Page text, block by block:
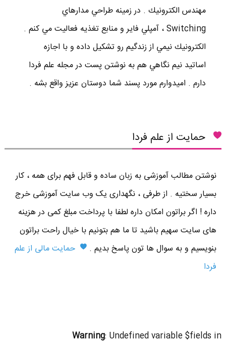
مهندس الكترونيك . در زمينه طراحي مدارهاي
Switching ، آمپلي فاير و منابع تغذيه فعاليت مي كنم .
الكترونيك نيمي از زندگيم رو تشكيل داده و با اجازه
اساتيد نيم نگاهي هم به نوشتن پست در مجله علم فردا
دارم . اميدوارم مورد پسند شما دوستان عزيز واقع بشه .
حمایت از علم فردا
نوشتن مطالب آموزشی به زبان ساده و قابل فهم برای همه ، کار
بسیار سختیه . از طرفی ، نگهداری یک وب سایت آموزشی خرج
داره ! اگر براتون امکان داره لطفا با پرداخت مبلغ کمی در هزینه
های سایت سهیم باشید تا ما هم بتونیم با خیال راحت براتون
بنویسیم و به سوال ها تون پاسخ بدیم .
حمایت مالی از علم
فردا
Warning: Undefined variable $fields in